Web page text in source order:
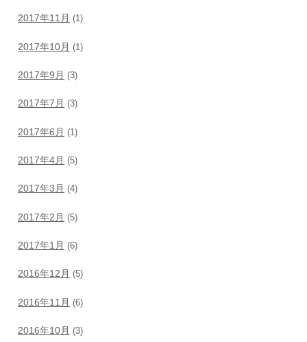
2017年11月 (1)
2017年10月 (1)
2017年9月 (3)
2017年7月 (3)
2017年6月 (1)
2017年4月 (5)
2017年3月 (4)
2017年2月 (5)
2017年1月 (6)
2016年12月 (5)
2016年11月 (6)
2016年10月 (3)